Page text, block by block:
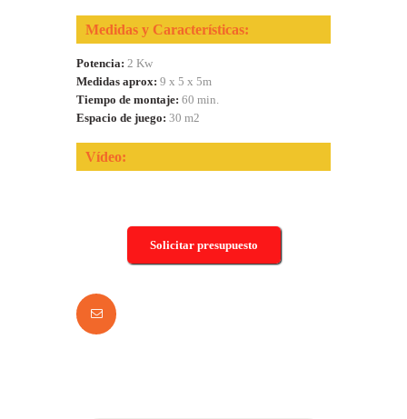
Medidas y Características:
Potencia: 2 Kw
Medidas aprox: 9 x 5 x 5m
Tiempo de montaje: 60 min.
Espacio de juego: 30 m2
Vídeo:
Solicitar presupuesto